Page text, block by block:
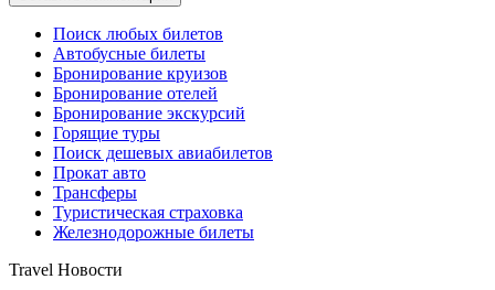
Поиск любых билетов
Автобусные билеты
Бронирование круизов
Бронирование отелей
Бронирование экскурсий
Горящие туры
Поиск дешевых авиабилетов
Прокат авто
Трансферы
Туристическая страховка
Железнодорожные билеты
Travel Новости